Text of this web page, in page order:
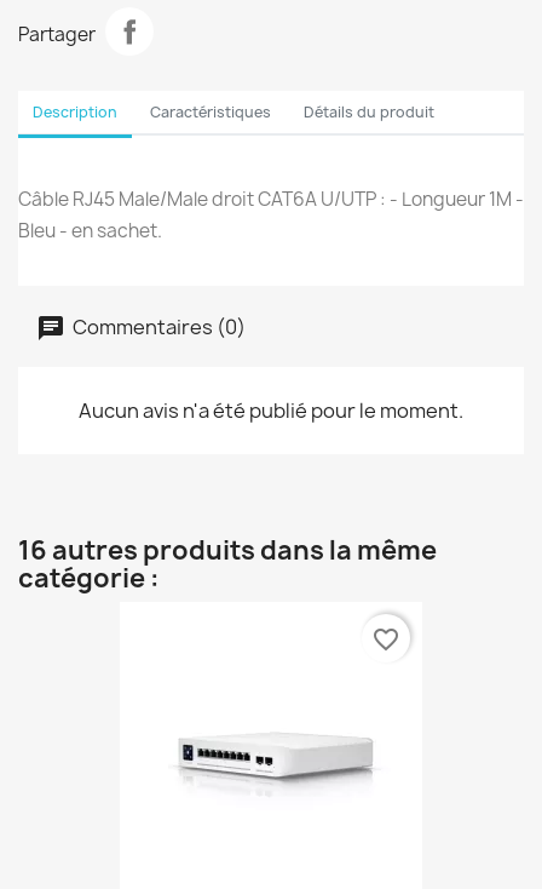
Partager
Description Caractéristiques Détails du produit
Câble RJ45 Male/Male droit CAT6A U/UTP : - Longueur 1M -
Bleu - en sachet.
Commentaires (0)
Aucun avis n'a été publié pour le moment.
16 autres produits dans la même
catégorie :
favorite_border